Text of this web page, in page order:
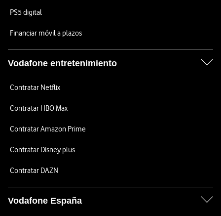
PS5 digital
Financiar móvil a plazos
Vodafone entretenimiento
Contratar Netflix
Contratar HBO Max
Contratar Amazon Prime
Contratar Disney plus
Contratar DAZN
Vodafone España